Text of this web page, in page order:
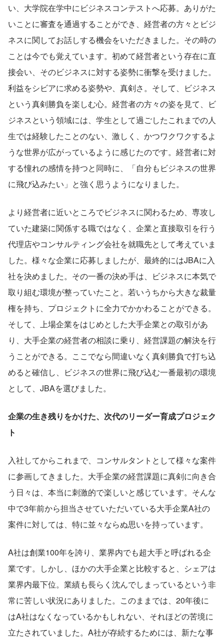
い、大学院在学中にビジネスコンテストへ応募。ありがた
いことに審査を通過することができ、経営者の方々とビジ
ネスに関してお話しする機会をいただきました。その時の
ことは今でも覚えています。初めて経営者という存在に直
接会い、そのビジネスに対する姿勢に衝撃を受けました。
利益をシビアに求める姿勢や、真剣さ。そして、ビジネス
という真剣勝負を楽しむ心。経営者の方々の姿を見て、ビ
ジネスという領域には、学生として過ごしたこれまでの人
生では経験したことのない、激しく、かつワクワクするよ
うな世界が広がっているように感じたのです。経営者に対
する憧れの感情を持つと同時に、「自分もビジネスの世界
に飛び込みたい」と強く思うようになりました。
より経営者に近いところでビジネスに関わるため、専攻し
ていた建築に関係する職ではなく、企業と直接取引を行う
代理店やコンサルティング会社を就職先として考えていま
した。様々な企業に応募しましたが、最終的にはJBAに入
社を決めました。その一番の決め手は、ビジネスに本気で
取り組む環境が整っていたこと。若いうちから大きな裁量
権を持ち、プロジェクトに全力でかかわることができる。
そして、上場企業をはじめとした大手企業との取引があ
り、大手企業の経営者の相談に乗り、経営課題の解決を行
うことができる。ここでなら間違いなく真剣勝負で打ち込
めると確信し、ビジネスの世界に飛び込む一番最初の環境
として、JBAを選びました。
企業の生き残りをかけた、次代のリーダー育成プロジェク
ト
入社してからこれまで、コンサルタントとして様々な案件
に参画してきました。大手企業の経営課題に真剣に向き合
う日々は、本当に刺激的で楽しいと感じています。そんな
中で3年前から担当させていただいている大手企業A社の
案件に対しては、特に並々ならぬ思いを持っています。
A社は創業100年を誇り、業界内でも超大手と呼ばれる企
業です。しかし、ほかの大手企業と比較すると、シェアは
業界内最下位。業績も長らく沈んでしまっているという非
常に苦しい状況にありました。このままでは、20年後に
はA社はなくなっているかもしれない、それほどの苦境に
立たされていました。A社が存続するためには、新たな事